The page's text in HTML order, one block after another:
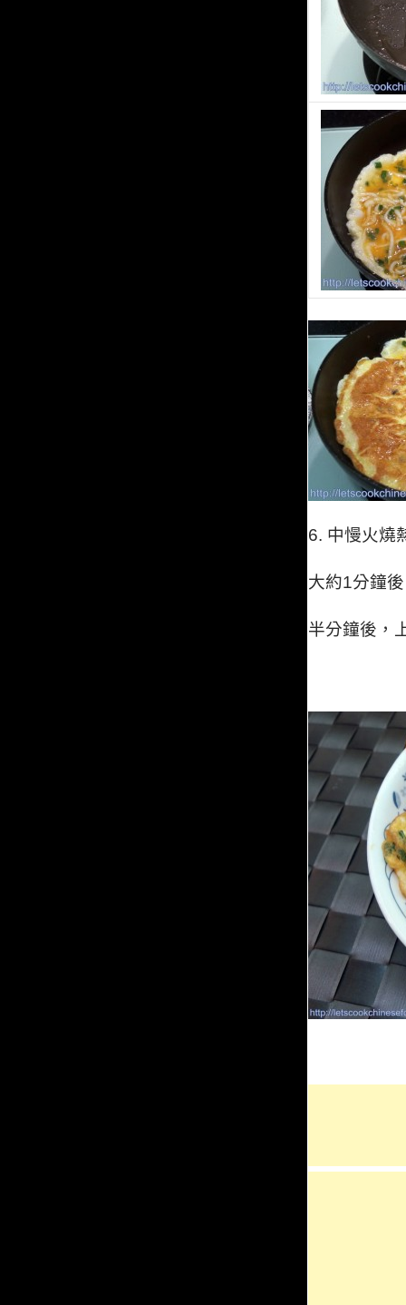
6. 中慢火燒
大約1分鐘
半分鐘後，